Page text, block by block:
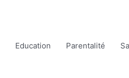
Education Parentalité